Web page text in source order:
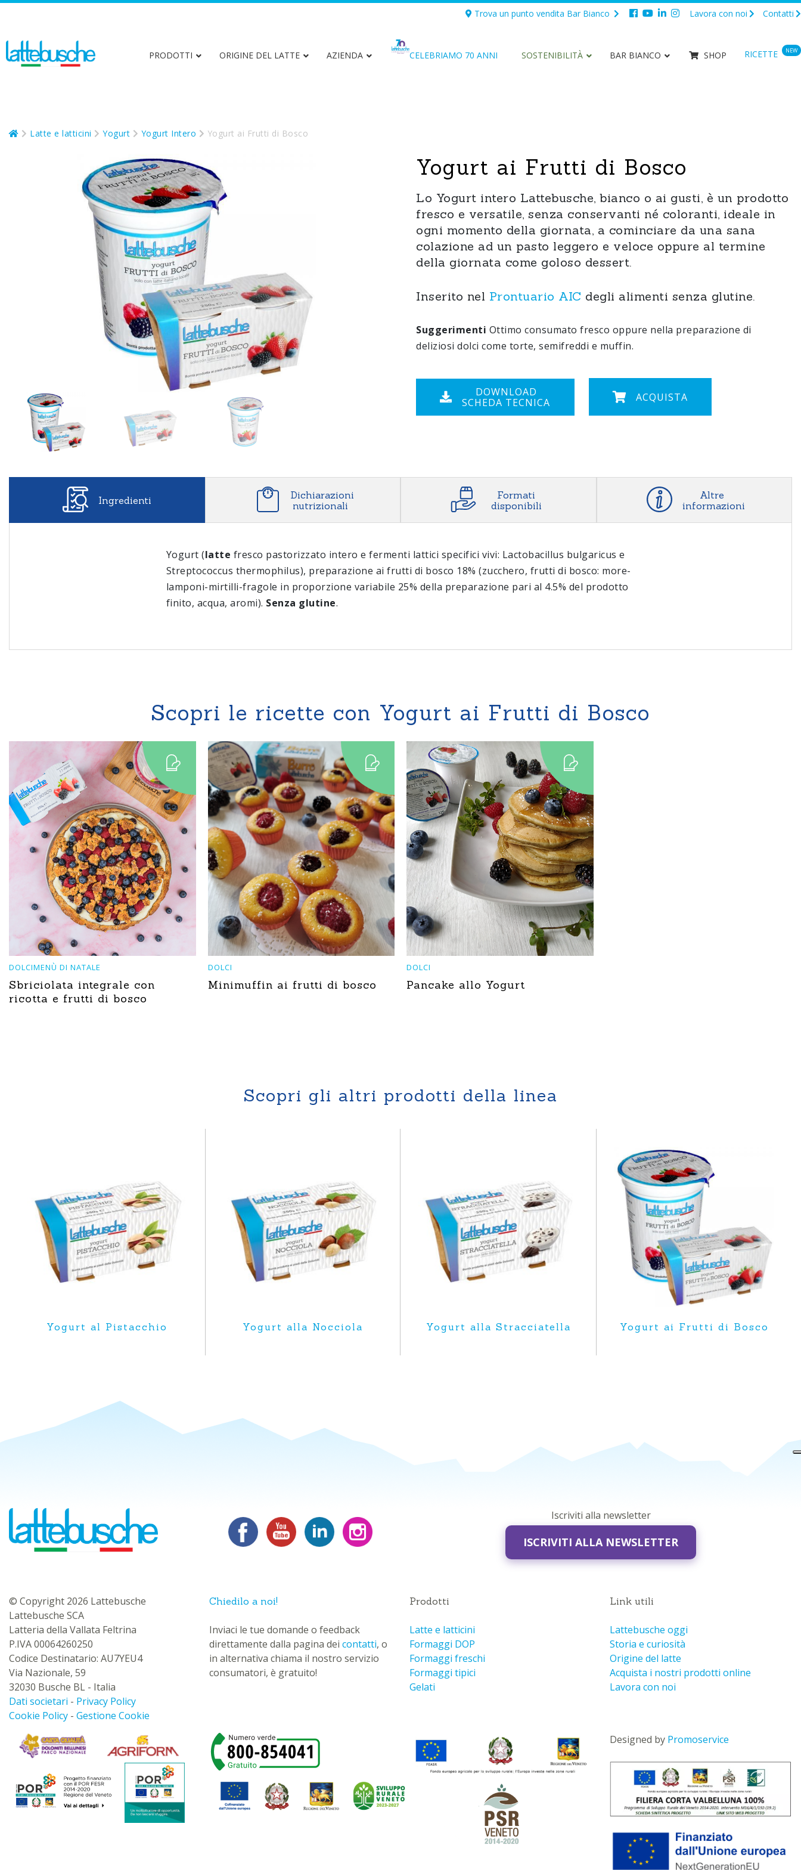
Trova un punto vendita Bar Bianco Lavora con noi Contatti
PRODOTTI
Panna
Burro
ORIGINE DEL LATTE AZIENDA CELEBRIAMO 70 ANNI SOSTENIBILITÀ BAR BIANCO SHOP RICETTE NEW
Latte e latticini Yogurt Yogurt Intero Yogurt ai Frutti di Bosco
Yogurt ai Frutti di Bosco
Lo Yogurt intero Lattebusche, bianco o ai gusti, è un prodotto
fresco e versatile, senza conservanti né coloranti, ideale in
ogni momento della giornata, a cominciare da una sana
colazione ad un pasto leggero e veloce oppure al termine
della giornata come goloso dessert.
Inserito nel Prontuario AIC degli alimenti senza glutine.
Suggerimenti Ottimo consumato fresco oppure nella preparazione di
deliziosi dolci come torte, semifreddi e muffin.
DOWNLOAD
SCHEDA TECNICA
ACQUISTA
Ingredienti
Dichiarazioni
nutrizionali
Formati
disponibili
Altre
informazioni
Yogurt (latte fresco pastorizzato intero e fermenti lattici specifici vivi: Lactobacillus bulgaricus e
Streptococcus thermophilus), preparazione ai frutti di bosco 18% (zucchero, frutti di bosco: more-
lamponi-mirtilli-fragole in proporzione variabile 25% della preparazione pari al 4.5% del prodotto
finito, acqua, aromi). Senza glutine.
Scopri le ricette con Yogurt ai Frutti di Bosco
DOLCIMENÙ DI NATALE
Sbriciolata integrale con
ricotta e frutti di bosco
DOLCI
Minimuffin ai frutti di bosco
DOLCI
Pancake allo Yogurt
Scopri gli altri prodotti della linea
Yogurt al Pistacchio Yogurt alla Nocciola Yogurt alla Stracciatella Yogurt ai Frutti di Bosco
Iscriviti alla newsletter
ISCRIVITI ALLA NEWSLETTER
© Copyright 2026 Lattebusche
Lattebusche SCA
Latteria della Vallata Feltrina
P.IVA 00064260250
Codice Destinatario: AU7YEU4
Via Nazionale, 59
32030 Busche BL - Italia
Dati societari - Privacy Policy
Cookie Policy - Gestione Cookie
Chiedilo a noi!
Inviaci le tue domande o feedback
direttamente dalla pagina dei contatti, o
in alternativa chiama il nostro servizio
consumatori, è gratuito!
Prodotti
Latte e latticini
Formaggi DOP
Formaggi freschi
Formaggi tipici
Gelati
Link utili
Lattebusche oggi
Storia e curiosità
Origine del latte
Acquista i nostri prodotti online
Lavora con noi
Designed by Promoservice